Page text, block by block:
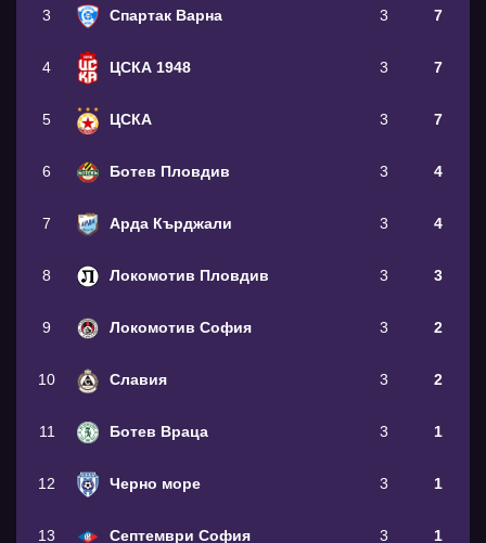
3 Спартак Варна 3 7
4 ЦСКА 1948 3 7
5 ЦСКА 3 7
6 Ботев Пловдив 3 4
7 Арда Кърджали 3 4
8 Локомотив Пловдив 3 3
9 Локомотив София 3 2
10 Славия 3 2
11 Ботев Враца 3 1
12 Черно море 3 1
13 Септември София 3 1